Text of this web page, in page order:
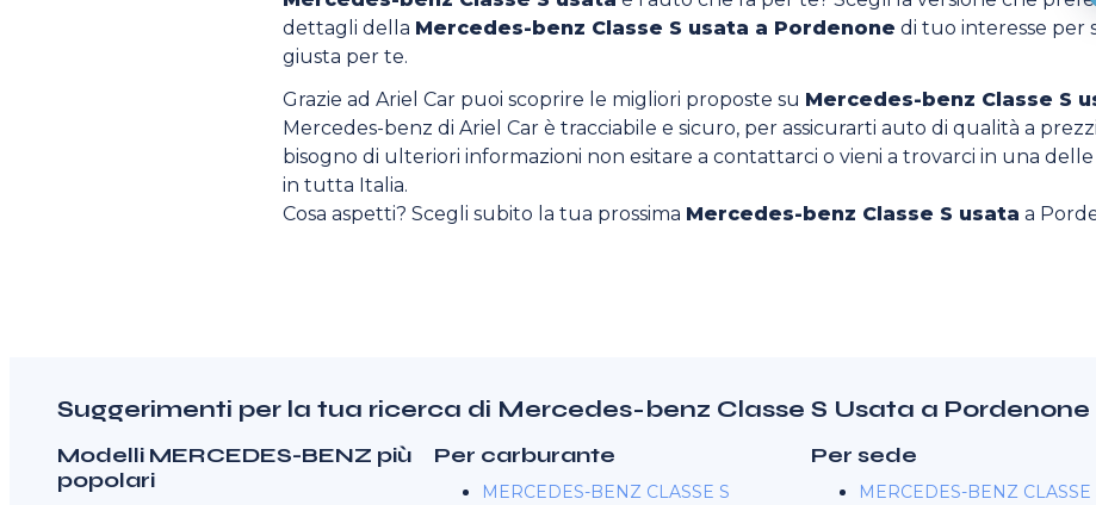
dettagli della Mercedes-benz Classe S usata a Pordenone di tuo interesse per
giusta per te.
Grazie ad Ariel Car puoi scoprire le migliori proposte su Mercedes-benz Classe S
Mercedes-benz di Ariel Car è tracciabile e sicuro, per assicurarti auto di qualità a
bisogno di ulteriori informazioni non esitare a contattarci o vieni a trovarci in una delle
in tutta Italia.
Cosa aspetti? Scegli subito la tua prossima Mercedes-benz Classe S usata a
Suggerimenti per la tua ricerca di Mercedes-benz Classe S Usata a Pordenone
Modelli MERCEDES-BENZ più
popolari
Per carburante
MERCEDES-BENZ CLASSE S
Per sede
MERCEDES-BENZ